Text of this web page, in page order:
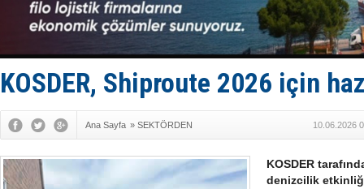
Tersane
İngiliz
FESCO,
DESE,
35 milyon
KOSDER, Shiproute 2026 için
Ana Sayfa » SEKTÖRDEN 10.06.2026
KOSDER
denizcilik etkinliği